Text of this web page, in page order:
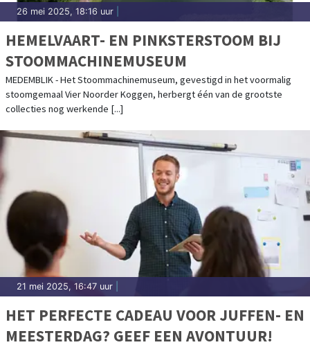
26 mei 2025, 18:16 uur
HEMELVAART- EN PINKSTERSTOOM BIJ
STOOMMACHINEMUSEUM
MEDEMBLIK - Het Stoommachinemuseum, gevestigd in het voormalig
stoomgemaal Vier Noorder Koggen, herbergt één van de grootste
collecties nog werkende [...]
21 mei 2025, 16:47 uur
HET PERFECTE CADEAU VOOR JUFFEN- EN
MEESTERDAG? GEEF EEN AVONTUUR!